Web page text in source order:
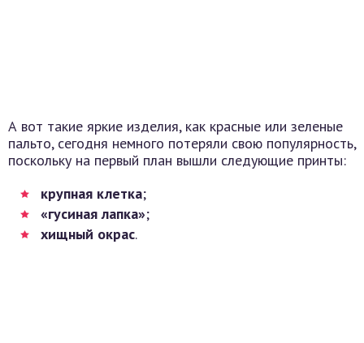
А вот такие яркие изделия, как красные или зеленые
пальто, сегодня немного потеряли свою популярность,
поскольку на первый план вышли следующие принты:
крупная клетка;
«гусиная лапка»;
хищный окрас.